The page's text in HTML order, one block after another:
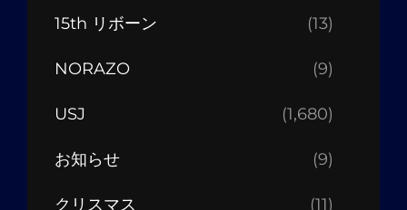
15th リボーン (13)
NORAZO (9)
USJ (1,680)
お知らせ (9)
クリスマス (11)